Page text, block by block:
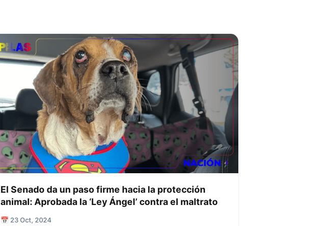
El Senado da un paso firme hacia la protección
animal: Aprobada la ‘Ley Ángel’ contra el maltrato
📅 23 Oct, 2024